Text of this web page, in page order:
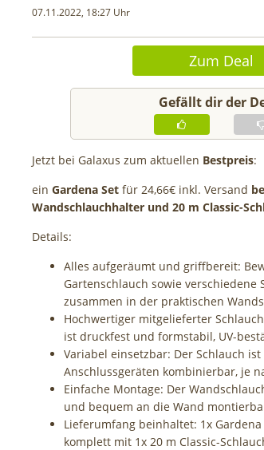
07.11.2022, 18:27 Uhr
Zum Deal
Gefällt dir der
Jetzt bei Galaxus zum aktuellen Bestpreis:
ein Gardena Set für 24,66€ inkl. Versand
Wandschlauchhalter und 20 m Classic-
Details:
Alles aufgeräumt und griffbereit:
Gartenschlauch sowie verschiedene
zusammen in der praktischen
Hochwertiger mitgelieferter
ist druckfest und formstabil, UV-
Variabel einsetzbar: Der Schlauch
Anschlussgeräten kombinierbar, je
Einfache Montage: Der
und bequem an die Wand
Lieferumfang beinhaltet: 1x
komplett mit 1x 20 m Classic-
50€ Wechselbonus! 🎉 50GB 5G
Vodafone Allnet für 7,99€ mtl.